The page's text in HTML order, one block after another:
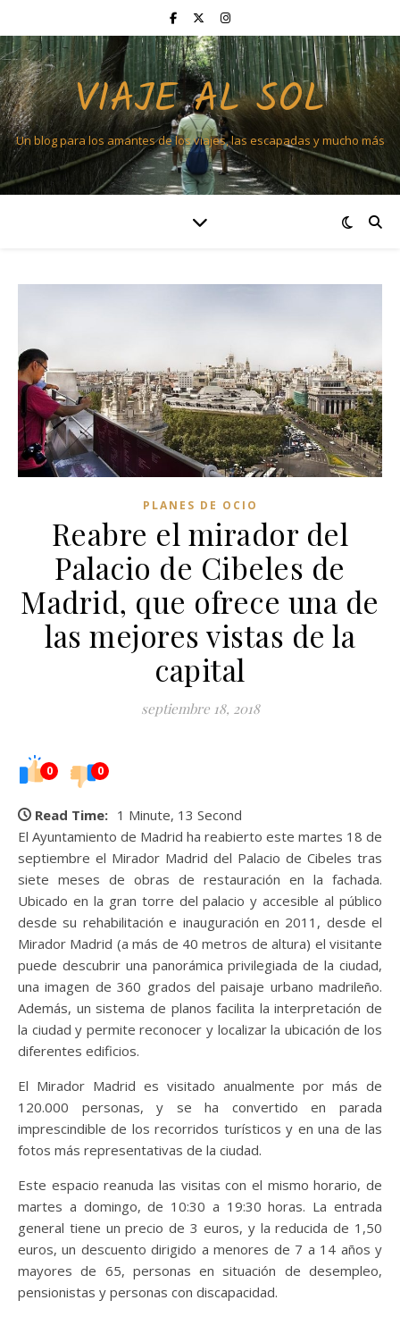
VIAJE AL SOL
Un blog para los amantes de los viajes, las escapadas y mucho más
PLANES DE OCIO
Reabre el mirador del
Palacio de Cibeles de
Madrid, que ofrece una de
las mejores vistas de la
capital
septiembre 18, 2018
0 0
Read Time: 1 Minute, 13 Second
El Ayuntamiento de Madrid ha reabierto este martes 18 de
septiembre el Mirador Madrid del Palacio de Cibeles tras
siete meses de obras de restauración en la fachada.
Ubicado en la gran torre del palacio y accesible al público
desde su rehabilitación e inauguración en 2011, desde el
Mirador Madrid (a más de 40 metros de altura) el visitante
puede descubrir una panorámica privilegiada de la ciudad,
una imagen de 360 grados del paisaje urbano madrileño.
Además, un sistema de planos facilita la interpretación de
la ciudad y permite reconocer y localizar la ubicación de los
diferentes edificios.
El Mirador Madrid es visitado anualmente por más de
120.000 personas, y se ha convertido en parada
imprescindible de los recorridos turísticos y en una de las
fotos más representativas de la ciudad.
Este espacio reanuda las visitas con el mismo horario, de
martes a domingo, de 10:30 a 19:30 horas. La entrada
general tiene un precio de 3 euros, y la reducida de 1,50
euros, un descuento dirigido a menores de 7 a 14 años y
mayores de 65, personas en situación de desempleo,
pensionistas y personas con discapacidad.